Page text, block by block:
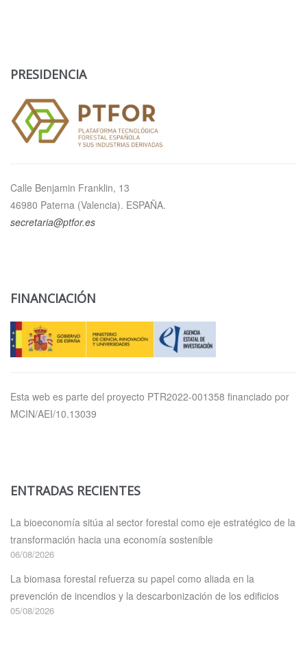
PRESIDENCIA
Calle Benjamin Franklin, 13
46980 Paterna (Valencia). ESPAÑA.
secretaria@ptfor.es
FINANCIACIÓN
Esta web es parte del proyecto PTR2022-001358 financiado por
MCIN/AEI/10.13039
ENTRADAS RECIENTES
La bioeconomía sitúa al sector forestal como eje estratégico de la
transformación hacia una economía sostenible
06/08/2026
La biomasa forestal refuerza su papel como aliada en la
prevención de incendios y la descarbonización de los edificios
05/08/2026